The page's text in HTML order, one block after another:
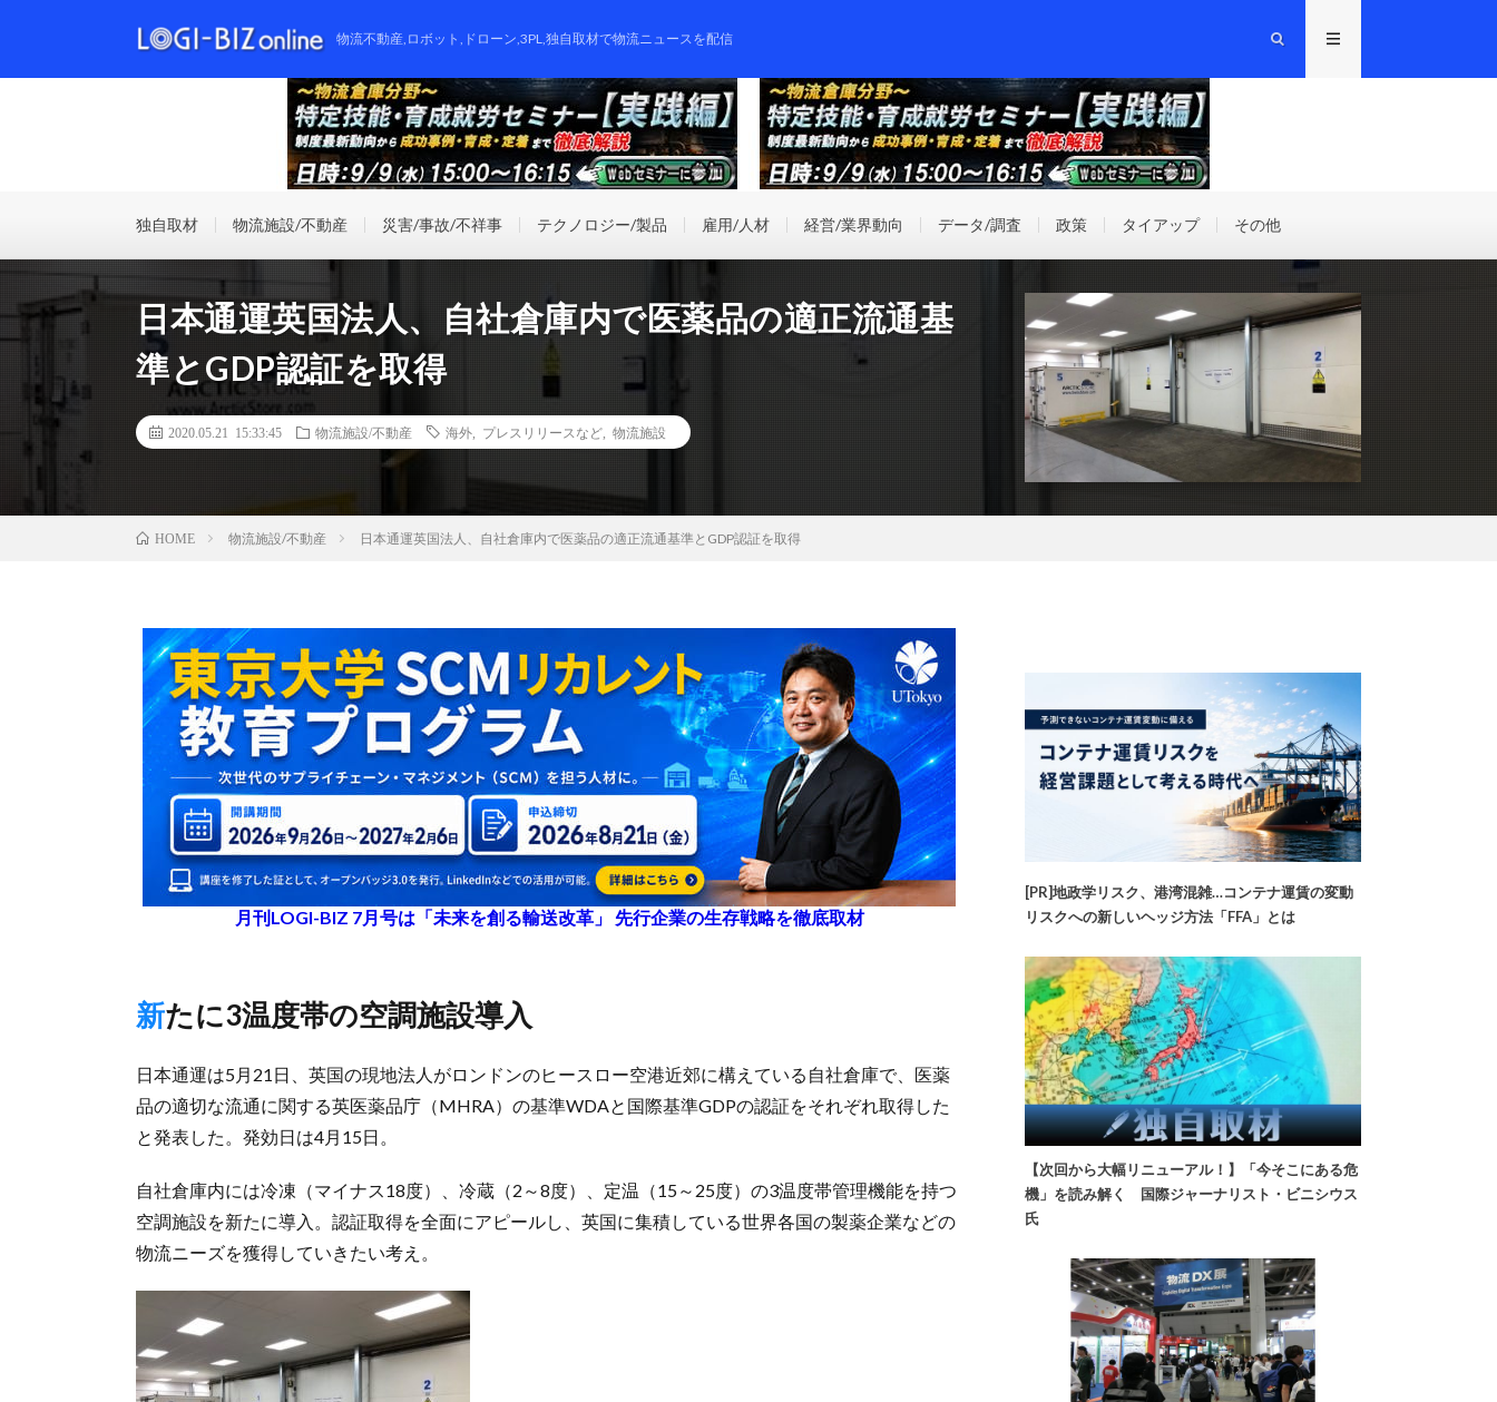
物流不動産,ロボット,ドローン,3PL,独自取材で物流ニュースを配信
独自取材 物流施設/不動産 災害/事故/不祥事 テクノロジー/製品 雇用/人材 経営/業界動向 データ/調査 政策 タイアップ その他
日本通運英国法人、自社倉庫内で医薬品の適正流通基
準とGDP認証を取得
2020.05.21 15:33:45 物流施設/不動産 海外 プレスリリースなど 物流施設
HOME 物流施設/不動産 日本通運英国法人、自社倉庫内で医薬品の適正流通基準とGDP認証を取得
月刊LOGI-BIZ 7月号は「未来を創る輸送改革」 先行企業の生存戦略を徹底取材
新たに3温度帯の空調施設導入
日本通運は5月21日、英国の現地法人がロンドンのヒースロー空港近郊に構えている自社倉庫で、医薬
品の適切な流通に関する英医薬品庁（MHRA）の基準WDAと国際基準GDPの認証をそれぞれ取得した
と発表した。発効日は4月15日。
自社倉庫内には冷凍（マイナス18度）、冷蔵（2～8度）、定温（15～25度）の3温度帯管理機能を持つ
空調施設を新たに導入。認証取得を全面にアピールし、英国に集積している世界各国の製薬企業などの
物流ニーズを獲得していきたい考え。
[PR]地政学リスク、港湾混雑…コンテナ運賃の変動
リスクへの新しいヘッジ方法「FFA」とは
【次回から大幅リニューアル！】「今そこにある危
機」を読み解く 国際ジャーナリスト・ビニシウス
氏